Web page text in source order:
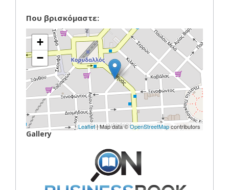
Που βρισκόμαστε:
+
−
Leaflet| Map data ©OpenStreetMapcontributors
Gallery